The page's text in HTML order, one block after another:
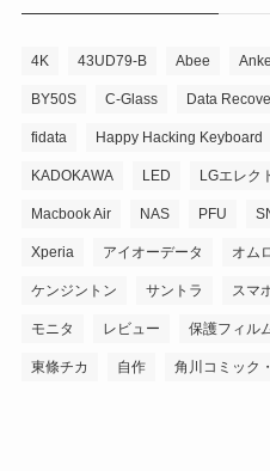
4K 43UD79-B Abee
BY50S C-Glass Data
fidata Happy Hacking Keyboard
KADOKAWA LED LGエレク
Macbook Air NAS PFU
Xperia アイオーデータ オム
ケンジントン サントラ スマ
モニタ レビュー 保護フィル
東條チカ 自作 角川コミック